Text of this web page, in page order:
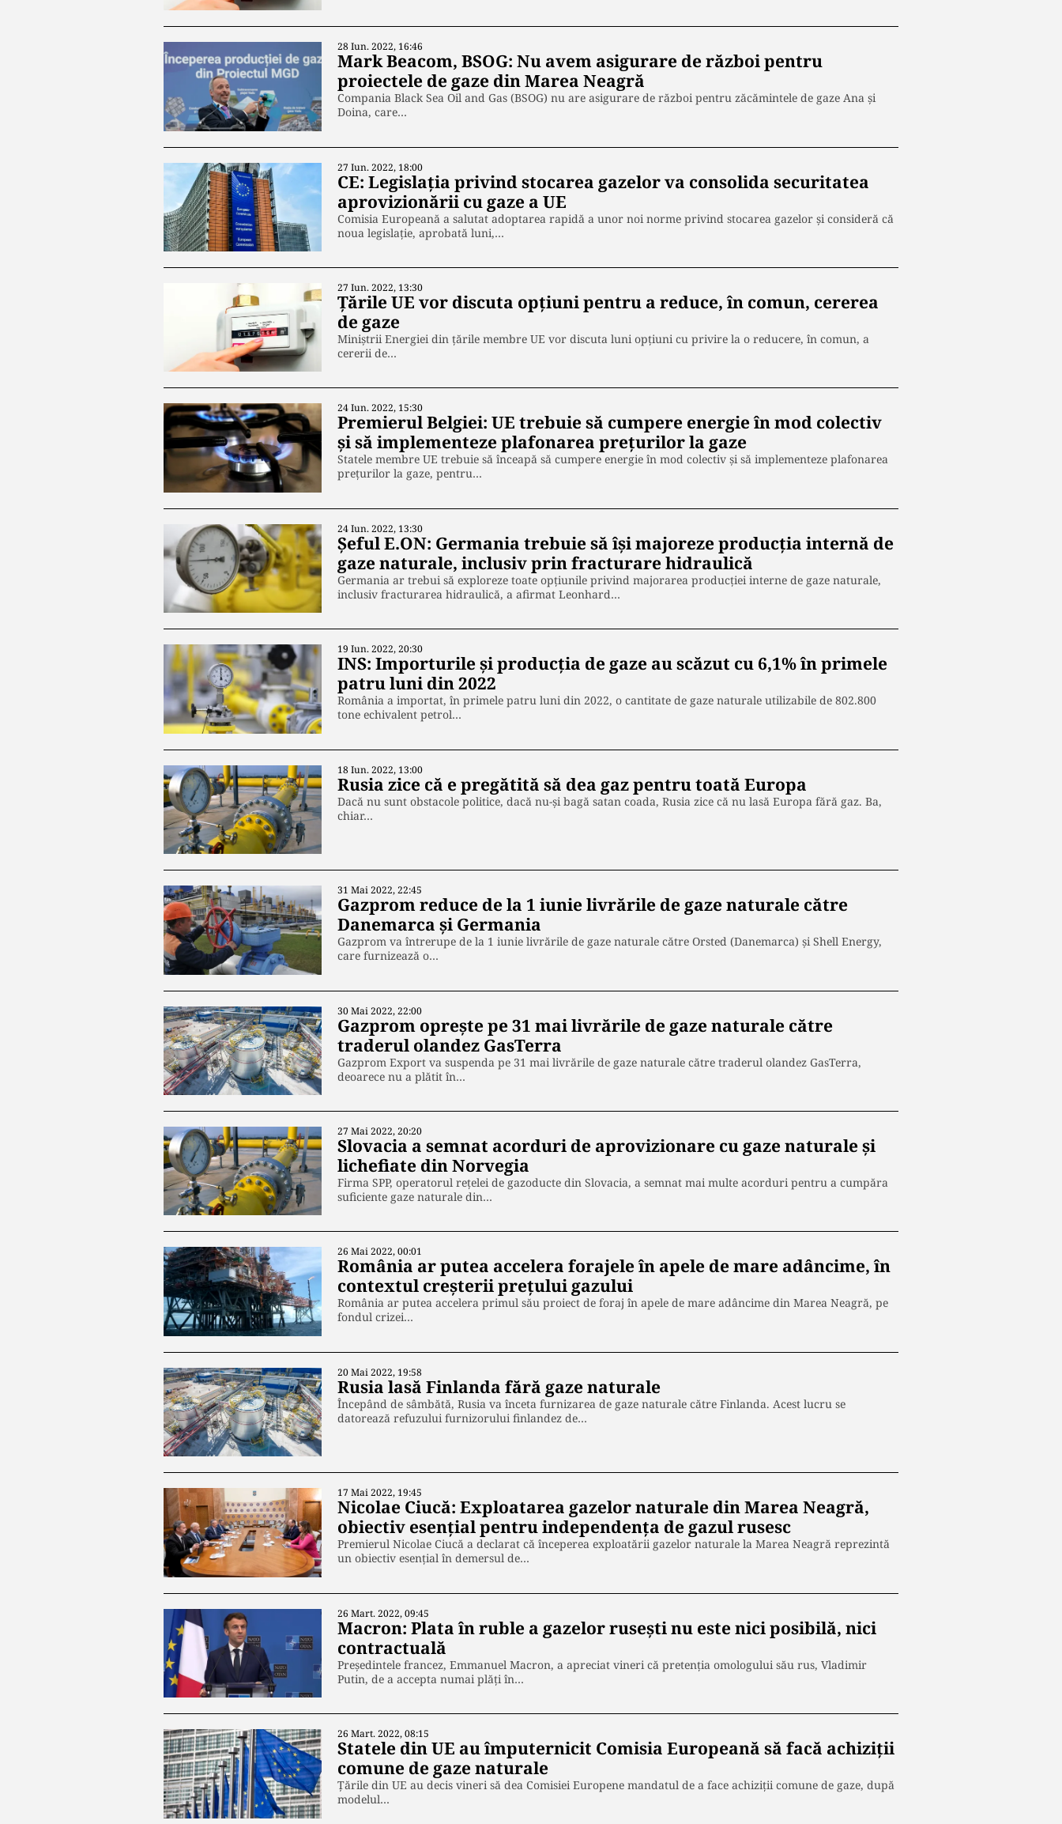
28 Iun. 2022, 16:46
Mark Beacom, BSOG: Nu avem asigurare de război pentru
proiectele de gaze din Marea Neagră
Compania Black Sea Oil and Gas (BSOG) nu are asigurare de război pentru zăcămintele de gaze Ana şi
Doina, care…
27 Iun. 2022, 18:00
CE: Legislația privind stocarea gazelor va consolida securitatea
aprovizionării cu gaze a UE
Comisia Europeană a salutat adoptarea rapidă a unor noi norme privind stocarea gazelor şi consideră că
noua legislaţie, aprobată luni,…
27 Iun. 2022, 13:30
Țările UE vor discuta opțiuni pentru a reduce, în comun, cererea
de gaze
Miniştrii Energiei din ţările membre UE vor discuta luni opţiuni cu privire la o reducere, în comun, a
cererii de…
24 Iun. 2022, 15:30
Premierul Belgiei: UE trebuie să cumpere energie în mod colectiv
şi să implementeze plafonarea preţurilor la gaze
Statele membre UE trebuie să înceapă să cumpere energie în mod colectiv şi să implementeze plafonarea
preţurilor la gaze, pentru…
24 Iun. 2022, 13:30
Șeful E.ON: Germania trebuie să își majoreze producția internă de
gaze naturale, inclusiv prin fracturare hidraulică
Germania ar trebui să exploreze toate opţiunile privind majorarea producţiei interne de gaze naturale,
inclusiv fracturarea hidraulică, a afirmat Leonhard…
19 Iun. 2022, 20:30
INS: Importurile și producția de gaze au scăzut cu 6,1% în primele
patru luni din 2022
România a importat, în primele patru luni din 2022, o cantitate de gaze naturale utilizabile de 802.800
tone echivalent petrol…
18 Iun. 2022, 13:00
Rusia zice că e pregătită să dea gaz pentru toată Europa
Dacă nu sunt obstacole politice, dacă nu-și bagă satan coada, Rusia zice că nu lasă Europa fără gaz. Ba,
chiar…
31 Mai 2022, 22:45
Gazprom reduce de la 1 iunie livrările de gaze naturale către
Danemarca și Germania
Gazprom va întrerupe de la 1 iunie livrările de gaze naturale către Orsted (Danemarca) şi Shell Energy,
care furnizează o…
30 Mai 2022, 22:00
Gazprom oprește pe 31 mai livrările de gaze naturale către
traderul olandez GasTerra
Gazprom Export va suspenda pe 31 mai livrările de gaze naturale către traderul olandez GasTerra,
deoarece nu a plătit în…
27 Mai 2022, 20:20
Slovacia a semnat acorduri de aprovizionare cu gaze naturale și
lichefiate din Norvegia
Firma SPP, operatorul reţelei de gazoducte din Slovacia, a semnat mai multe acorduri pentru a cumpăra
suficiente gaze naturale din…
26 Mai 2022, 00:01
România ar putea accelera forajele în apele de mare adâncime, în
contextul creșterii prețului gazului
România ar putea accelera primul său proiect de foraj în apele de mare adâncime din Marea Neagră, pe
fondul crizei…
20 Mai 2022, 19:58
Rusia lasă Finlanda fără gaze naturale
Începând de sâmbătă, Rusia va înceta furnizarea de gaze naturale către Finlanda. Acest lucru se
datorează refuzului furnizorului finlandez de…
17 Mai 2022, 19:45
Nicolae Ciucă: Exploatarea gazelor naturale din Marea Neagră,
obiectiv esențial pentru independența de gazul rusesc
Premierul Nicolae Ciucă a declarat că începerea exploatării gazelor naturale la Marea Neagră reprezintă
un obiectiv esenţial în demersul de…
26 Mart. 2022, 09:45
Macron: Plata în ruble a gazelor rusești nu este nici posibilă, nici
contractuală
Preşedintele francez, Emmanuel Macron, a apreciat vineri că pretenţia omologului său rus, Vladimir
Putin, de a accepta numai plăţi în…
26 Mart. 2022, 08:15
Statele din UE au împuternicit Comisia Europeană să facă achiziții
comune de gaze naturale
Ţările din UE au decis vineri să dea Comisiei Europene mandatul de a face achiziţii comune de gaze, după
modelul…